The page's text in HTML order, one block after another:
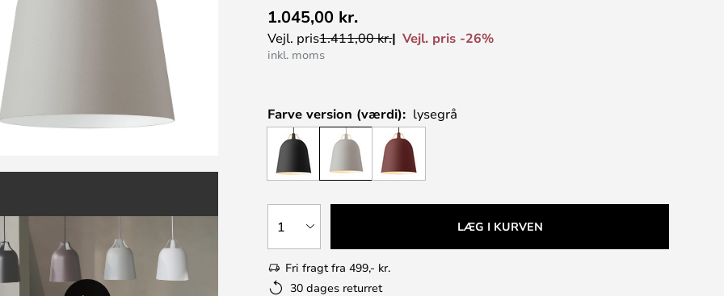
1.045,00 kr.
Vejl. pris1.411,00 kr. Vejl. pris -26%
inkl. moms
Farve version (værdi): lysegrå
1 LÆG I KURVEN
Fri fragt fra 499,- kr.
30 dages returret